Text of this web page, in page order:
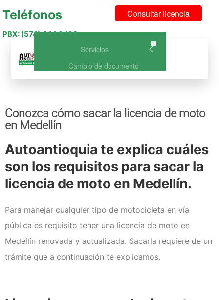
Teléfonos
PBX: (574) 444 6493
Consultar licencia
Servicios
Cambio de documento
Curso de Conducción Categoría
de conducción para Moto
Curso Licencia de Conducción
Curso Licencia de Conducción
C1: Vehículo de Servicio Público
Curso de Conducción A2 +
B1(Carro y Moto)
C1(Carro publico y Moto)
Conducción en Medellín
Duplicado licencia de conducción
Recategorización B1 a C1
Conozca cómo sacar la licencia de moto
en Medellín
Autoantioquia te explica cuáles
son los requisitos para sacar la
licencia de moto en Medellín.
Para manejar cualquier tipo de motocicleta en vía
pública es requisito tener una licencia de moto en
Medellín renovada y actualizada. Sacarla requiere de un
trámite que a continuación te explicamos.